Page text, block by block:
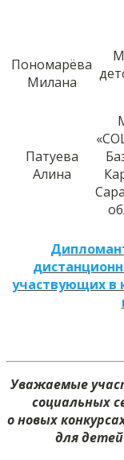
Пономарёва
Милана
Патуева
Алина
участвующих в
Уважаемые
социальных
о новых
для детей